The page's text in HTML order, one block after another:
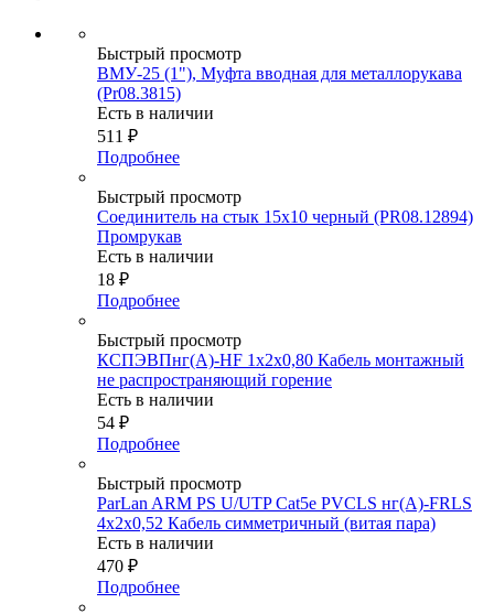
Быстрый просмотр
ВМУ-25 (1"), Муфта вводная для металлорукава
(Pr08.3815)
Есть в наличии
511 ₽
Подробнее
Быстрый просмотр
Соединитель на стык 15х10 черный (PR08.12894)
Промрукав
Есть в наличии
18 ₽
Подробнее
Быстрый просмотр
КСПЭВПнг(А)-HF 1х2х0,80 Кабель монтажный
не распространяющий горение
Есть в наличии
54 ₽
Подробнее
Быстрый просмотр
ParLan ARM PS U/UTP Cat5e PVCLS нг(А)-FRLS
4х2x0,52 Кабель симметричный (витая пара)
Есть в наличии
470 ₽
Подробнее